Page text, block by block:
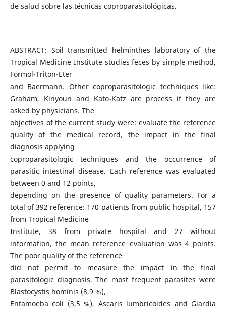
de salud sobre las técnicas coproparasitológicas.
ABSTRACT: Soil transmitted helminthes laboratory of the
Tropical Medicine Institute studies feces by simple method,
Formol-Triton-Eter
and Baermann. Other coproparasitologic techniques like:
Graham, Kinyoun and Kato-Katz are process if they are
asked by physicians. The
objectives of the current study were: evaluate the reference
quality of the medical record, the impact in the final
diagnosis applying
coproparasitologic techniques and the occurrence of
parasitic intestinal disease. Each reference was evaluated
between 0 and 12 points,
depending on the presence of quality parameters. For a
total of 392 reference: 170 patients from public hospital, 157
from Tropical Medicine
Institute, 38 from private hospital and 27 without
information, the mean reference evaluation was 4 points.
The poor quality of the reference
did not permit to measure the impact in the final
parasitologic diagnosis. The most frequent parasites were
Blastocystis hominis (8,9 %),
Entamoeba coli (3,5 %), Ascaris lumbricoides and Giardia